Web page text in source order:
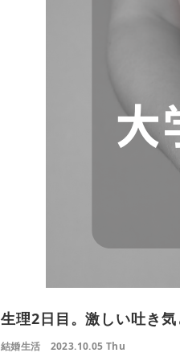
生理2日目。激しい吐き
結婚生活 2023.10.05 Thu